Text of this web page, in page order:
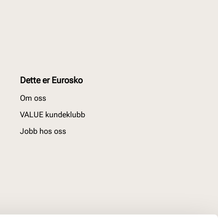
Dette er Eurosko
Om oss
VALUE kundeklubb
Jobb hos oss